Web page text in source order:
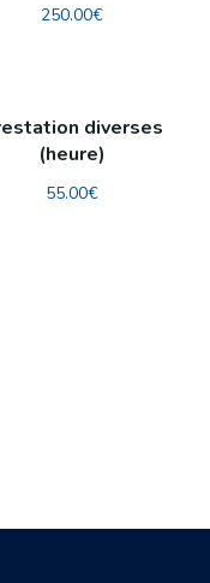
250.00€
diverses
(heure)
55.00€